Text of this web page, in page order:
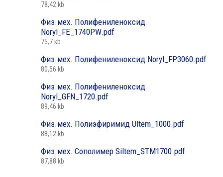
78,42 kb
Физ.мех. Полифениленоксид
Noryl_FE_1740PW.pdf
75,7 kb
Физ.мех. Полифениленоксид Noryl_FP3060.pdf
80,56 kb
Физ.мех. Полифениленоксид
Noryl_GFN_1720.pdf
89,46 kb
Физ.мех. Полиэфиримид Ultem_1000.pdf
88,12 kb
Физ.мех. Сополимер Siltem_STM1700.pdf
87,88 kb